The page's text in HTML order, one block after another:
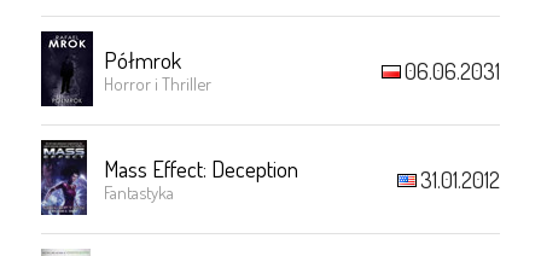
Półmrok
Horror i Thriller 06.06.2031
Mass Effect: Deception
Fantastyka 31.01.2012